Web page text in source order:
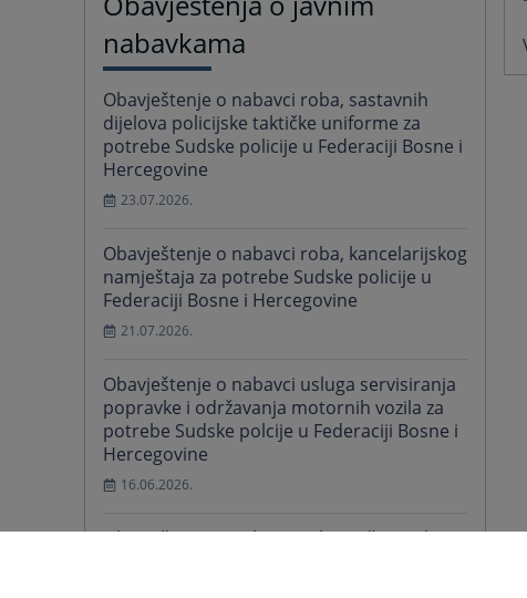
nabavkama
Obavještenje o nabavci roba, sastavnih
dijelova policijske taktičke uniforme za
potrebe Sudske policije u Federaciji Bosne i
Hercegovine
23.07.2026.
Obavještenje o nabavci roba, kancelarijskog
namještaja za potrebe Sudske policije u
Federaciji Bosne i Hercegovine
21.07.2026.
Obavještenje o nabavci usluga servisiranja
popravke i održavanja motornih vozila za
potrebe Sudske polcije u Federaciji Bosne i
Hercegovine
16.06.2026.
Obavještenje o nabavci roba, računarske